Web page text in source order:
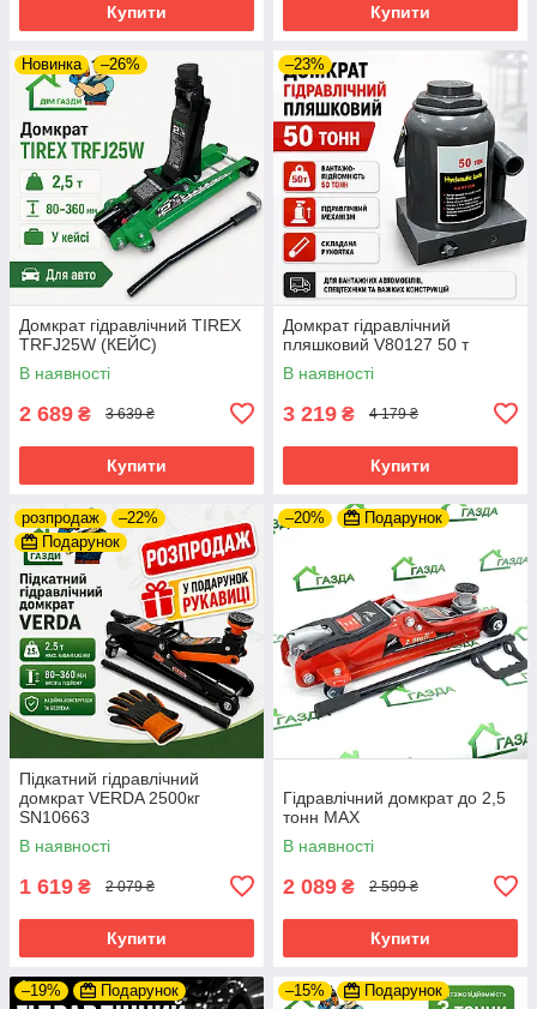
Купити Купити
Новинка –26%
Домкрат гідравлічний TIREX
TRFJ25W (КЕЙС)
В наявності
2 689 ₴ 3 639 ₴
Купити
–23%
Домкрат гідравлічний
пляшковий V80127 50 т
В наявності
3 219 ₴ 4 179 ₴
Купити
розпродаж
–22%
Подарунок
Підкатний гідравлічний
домкрат VERDA 2500кг
SN10663
В наявності
1 619 ₴ 2 079 ₴
Купити
–20% Подарунок
Гідравлічний домкрат до 2,5
тонн MAX
В наявності
2 089 ₴ 2 599 ₴
Купити
–19% Подарунок –15% Подарунок